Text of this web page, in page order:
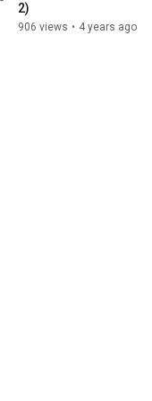
2)
906 views • 4 years ago